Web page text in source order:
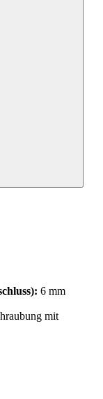
6 mm
mit